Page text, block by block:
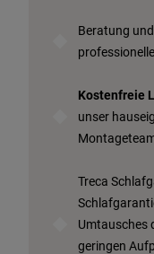
Beratung
Kostenfreie
unser
Treca
Umtausches
geringen